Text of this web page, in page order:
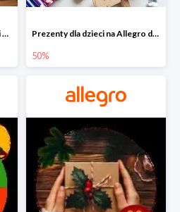
Prezenty świąteczne dla dzieci na Allegro do -60% Prezenty dla dzieci na Allegro do -50%
50%